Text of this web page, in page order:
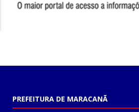
PREFEITURA DE MARACANÃ